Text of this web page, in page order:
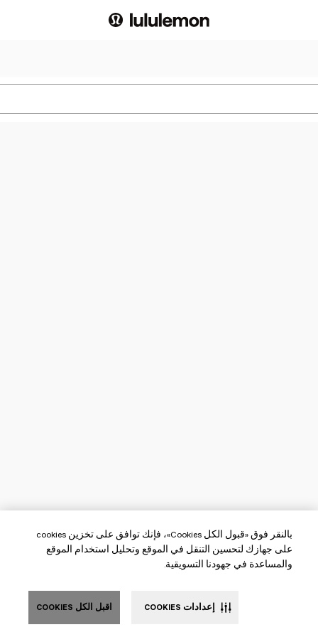
بالنقر فوق «قبول الكل Cookies»، فإنك توافق على تخزين cookies
على جهازك لتحسين التنقل في الموقع وتحليل استخدام الموقع
والمساعدة في جهودنا التسويقية.
اقبل الكل COOKIES إعدادات COOKIES